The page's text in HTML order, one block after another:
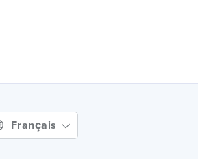
Français